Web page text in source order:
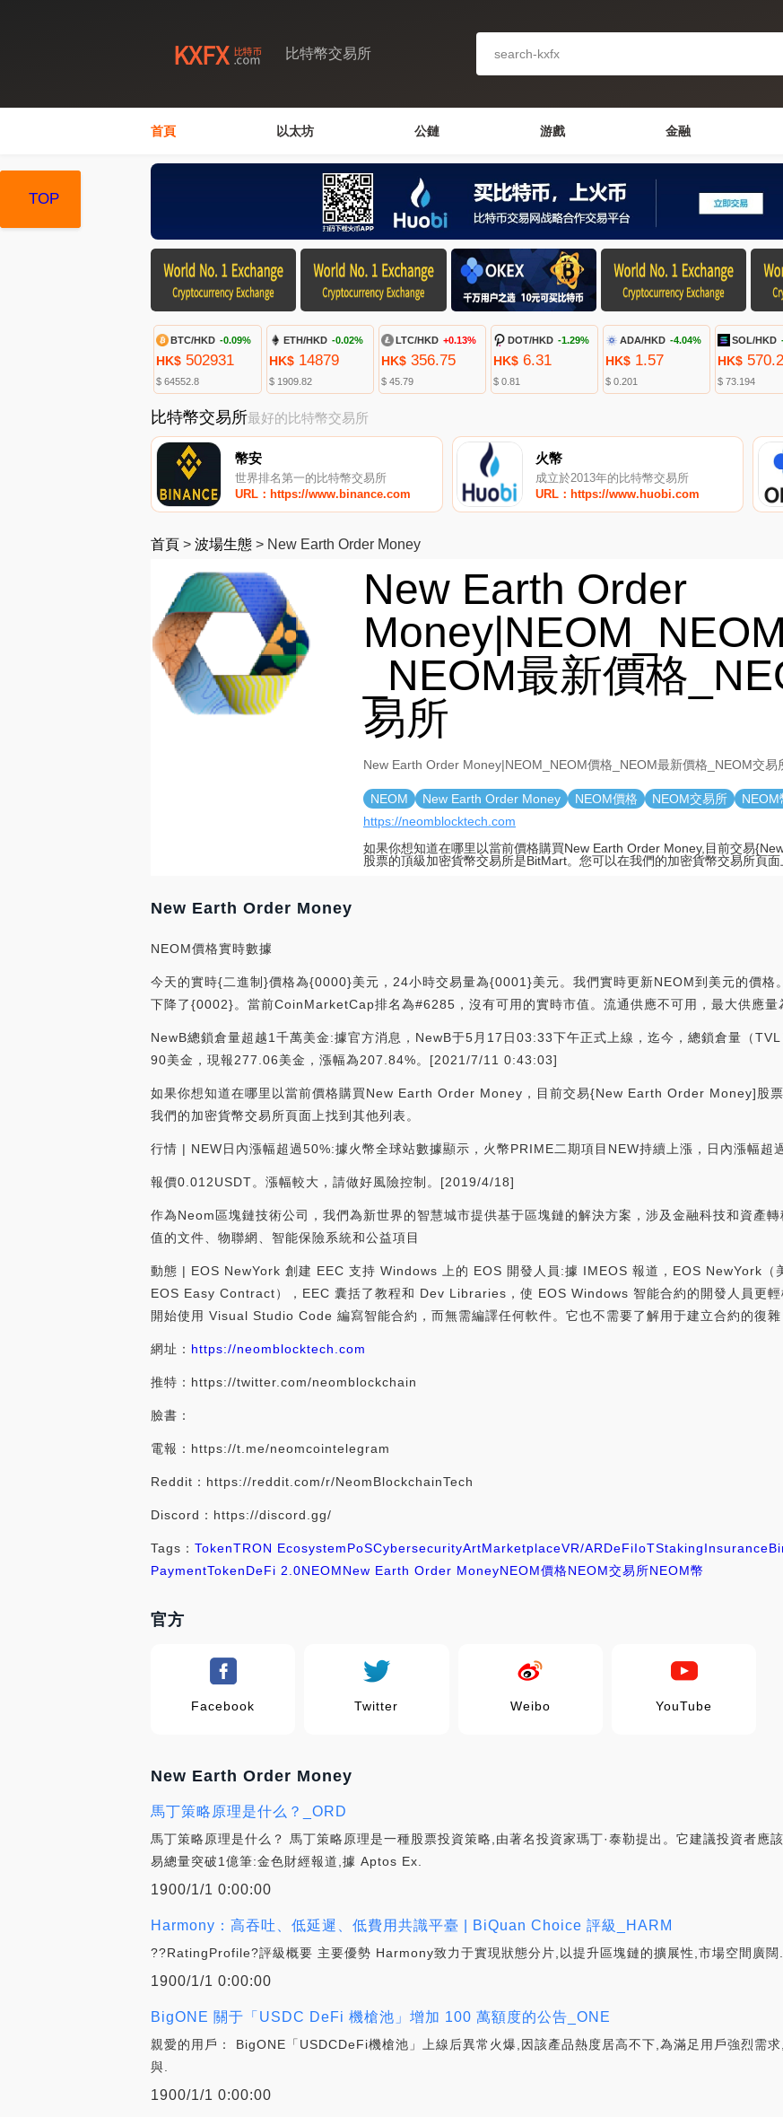
比特幣交易所
首頁 以太坊 公鏈 游戲 金融
BTC/HKD -0.09%
HK$ 502931
$ 64552.8
ETH/HKD -0.02%
HK$14879
$ 1909.82
LTC/HKD +0.13%
HK$356.75
$ 45.79
DOT/HKD -1.29%
HK$6.31
$ 0.81
ADA/HKD -4.04%
HK$1.57
$ 0.201
SOL/HKD
HK$
$ 73.194
比特幣交易所最好的比特幣交易所
幣安
世界排名第一的比特幣交易所
URL：https://www.binance.com
火幣
成立於2013年的比特幣交易所
URL：https://www.huobi.com
首頁 > 波場生態 > New Earth Order Money
New Earth Order
_NEOM最新價格
易所
New Earth Order Money|NEOM_NEOM價格_NEOM最新價格_NEOM交易
NEOM New Earth Order Money NEOM價格 NEOM交易所
NEOM
https://neomblocktech.com
如果你想知道在哪里以當前價格購買New Earth Order Money,目前交易
股票的頂級加密貨幣交易所是BitMart。您可以在我們的加密貨幣交易所頁面
New Earth Order Money
NEOM價格實時數據
今天的實時{二進制}價格為{0000}美元，24小時交易量為{0001}美元。我們實時更新NEOM到美元的價
下降了{0002}。當前CoinMarketCap排名為#6285，沒有可用的實時市值。流通供應不可用，最大供應量
NewB總鎖倉量超越1千萬美金:據官方消息，NewB于5月17日03:33下午正式上線，迄今，總鎖倉量（
90美金，現報277.06美金，漲幅為207.84%。[2021/7/11 0:43:03]
如果你想知道在哪里以當前價格購買New Earth Order Money，目前交易{New Earth Order Money]股
我們的加密貨幣交易所頁面上找到其他列表。
行情 | NEW日內漲幅超過50%:據火幣全球站數據顯示，火幣PRIME二期項目NEW持續上漲，日內漲幅超
報價0.012USDT。漲幅較大，請做好風險控制。[2019/4/18]
作為Neom區塊鏈技術公司，我們為新世界的智慧城市提供基于區塊鏈的解決方案，涉及金融科技和資產
值的文件、物聯網、智能保險系統和公益項目
動態 | EOS NewYork 創建 EEC 支持 Windows 上的 EOS 開發人員:據 IMEOS 報道，EOS NewYork（
EOS Easy Contract），EEC 囊括了教程和 Dev Libraries，使 EOS Windows 智能合約的開發人員更
開始使用 Visual Studio Code 編寫智能合約，而無需編譯任何軟件。它也不需要了解用于建立合約的復
網址： https://neomblocktech.com
推特：https://twitter.com/neomblockchain
臉書：
電報：https://t.me/neomcointelegram
Reddit：https://reddit.com/r/NeomBlockchainTech
Discord：https://discord.gg/
Tags： TokenTRON EcosystemPoSCybersecurityArtMarketplaceVR/ARDeFiIoTStakingInsurance
PaymentTokenDeFi 2.0NEOMNew Earth Order MoneyNEOM價格NEOM交易所NEOM幣
官方
Facebook Twitter Weibo YouTube
New Earth Order Money
馬丁策略原理是什么？_ORD
馬丁策略原理是什么？ 馬丁策略原理是一種股票投資策略,由著名投資家瑪丁·泰勒提出。它建議投資者應
易總量突破1億筆:金色財經報道,據 Aptos Ex.
1900/1/1 0:00:00
Harmony：高吞吐、低延遲、低費用共識平臺 | BiQuan Choice 評級_HARM
??RatingProfile?評級概要 主要優勢 Harmony致力于實現狀態分片,以提升區塊鏈的擴展性,市場空間廣闊.
1900/1/1 0:00:00
BigONE 關于「USDC DeFi 機槍池」增加 100 萬額度的公告_ONE
親愛的用戶： BigONE「USDCDeFi機槍池」上線后異常火爆,因該產品熱度居高不下,為滿足用戶強烈需
與.
1900/1/1 0:00:00
TOP
TOP
TOP